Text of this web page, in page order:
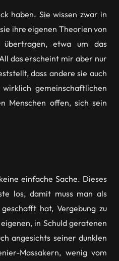
haben. Sie wissen zwar in
ihre eigenen Theorien von
übertragen, etwa um das
das erscheint mir aber nur
dass andere sie auch
gemeinschaftlichen
Menschen offen, sich sein
einfache Sache. Dieses
los, damit muss man als
hat, Vergebung zu
in Schuld geratenen
angesichts seiner dunklen
Massakern, wenig vom